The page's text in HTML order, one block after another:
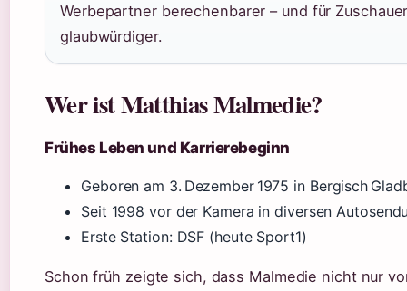
Werbepartner berechenbarer – und für
glaubwürdiger.
Wer ist Matthias Malmedie?
Frühes Leben und Karrierebeginn
Geboren am 3. Dezember 1975 in Bergisch
Seit 1998 vor der Kamera in diversen
Erste Station: DSF (heute Sport1)
Schon früh zeigte sich, dass Malmedie nicht nur